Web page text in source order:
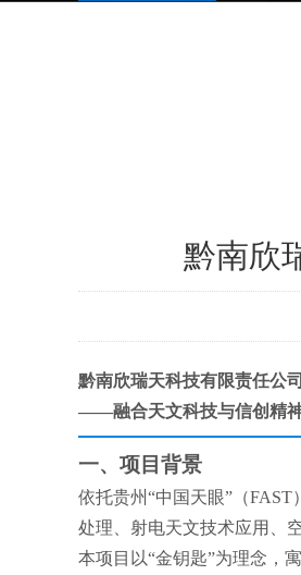
黔南欣
黔南欣瑞天科技有限责任公司
——融合天文科技与信创精
一、项目背景
依托贵州“中国天眼”（
处理、射电天文技术应用、
本项目以“金钥匙”为理念，